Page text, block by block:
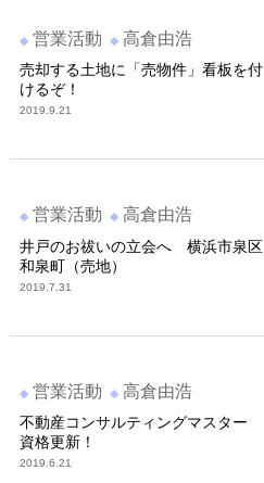
営業活動 高倉由浩
売却する土地に「売物件」看板を付
けるぞ！
2019.9.21
営業活動 高倉由浩
井戸のお祓いの立会へ 横浜市泉区
和泉町（売地）
2019.7.31
営業活動 高倉由浩
不動産コンサルティングマスター
資格更新！
2019.6.21